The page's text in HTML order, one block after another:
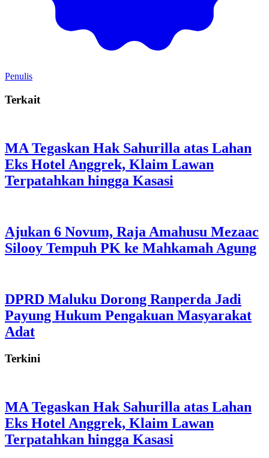
Penulis
Terkait
MA Tegaskan Hak Sahurilla atas Lahan
Eks Hotel Anggrek, Klaim Lawan
Terpatahkan hingga Kasasi
Ajukan 6 Novum, Raja Amahusu Mezaac
Silooy Tempuh PK ke Mahkamah Agung
DPRD Maluku Dorong Ranperda Jadi
Payung Hukum Pengakuan Masyarakat
Adat
Terkini
MA Tegaskan Hak Sahurilla atas Lahan
Eks Hotel Anggrek, Klaim Lawan
Terpatahkan hingga Kasasi